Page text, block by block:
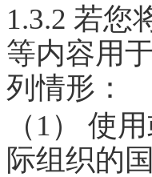
1.3.2 若您
等内容用
列情形：
（1） 使
际组织的